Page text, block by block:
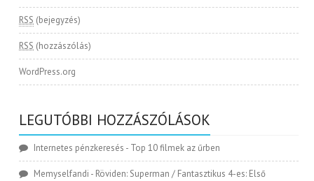
RSS (bejegyzés)
RSS (hozzászólás)
WordPress.org
LEGUTÓBBI HOZZÁSZÓLÁSOK
Internetes pénzkeresés - Top 10 filmek az űrben
Memyselfandi - Röviden: Superman / Fantasztikus 4-es: Első